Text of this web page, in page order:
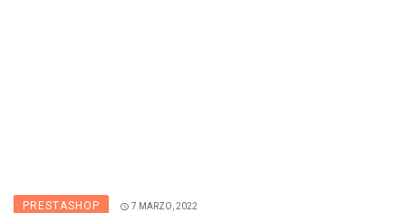
PRESTASHOP 7 MARZO, 2022